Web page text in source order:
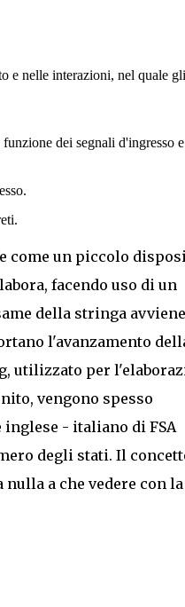
e nelle interazioni, nel quale gli
dei segnali d'ingresso
come un piccolo
facendo uso di un
della stringa
l'avanzamento
, utilizzato per
vengono spesso
- italiano di FSA
degli stati. Il
nulla a che vedere con la